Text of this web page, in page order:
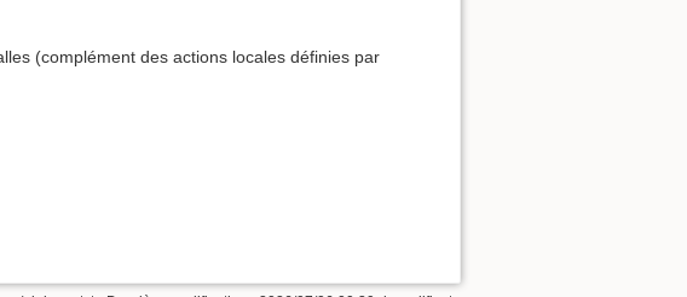
(complément des actions locales définies par